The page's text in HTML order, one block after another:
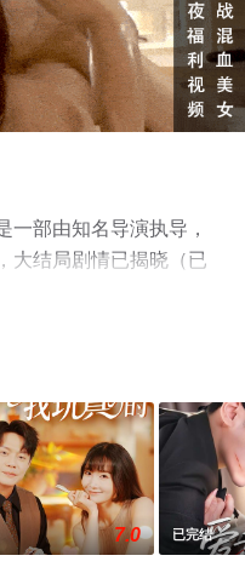
一部由知名导演执导，
大结局剧情已揭晓（已
完整版电视剧全集就上
7.0 已完结